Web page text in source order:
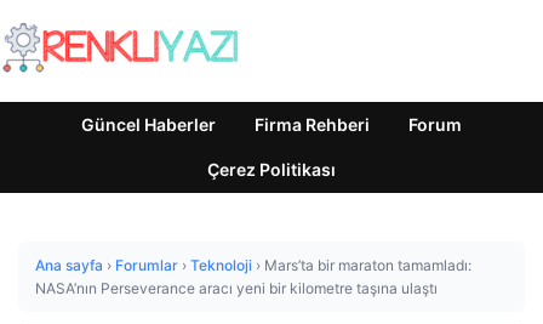
Güncel Haberler Firma Rehberi Forum
Çerez Politikası
Ana sayfa › Forumlar › Teknoloji › Mars’ta bir maraton tamamladı:
NASA’nın Perseverance aracı yeni bir kilometre taşına ulaştı